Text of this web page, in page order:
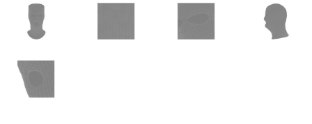
Условия
Школьный автобус Ford Transit M2